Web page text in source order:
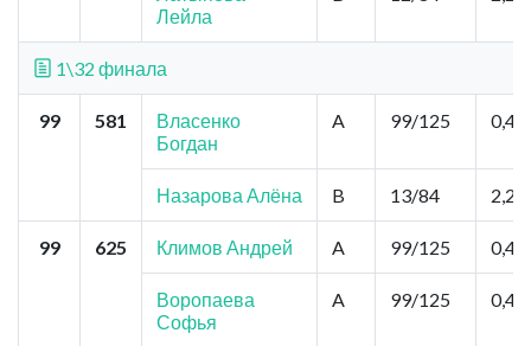
Лейла
1\32 финала
99 581
Власенко
Богдан
A 99/125 0,44
Назарова Алёна B 13/84 2,2
99 625 Климов Андрей A 99/125 0,44
Воропаева
Софья
A 99/125 0,44